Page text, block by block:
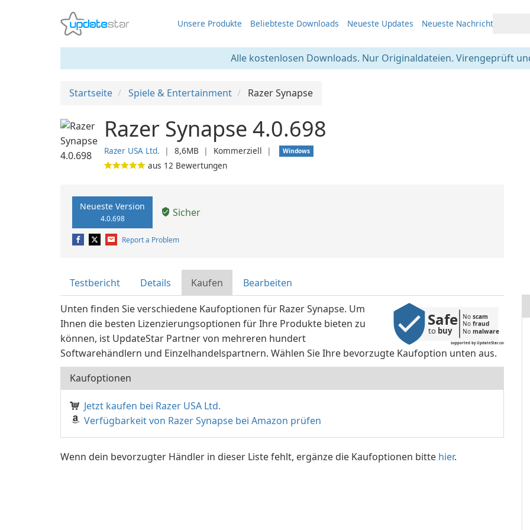
Unsere Produkte Beliebteste Downloads Neueste Updates Neueste Nachrichten
Alle kostenlosen Downloads. Nur Originaldateien. Virengeprüft
Startseite Spiele & Entertainment Razer Synapse
Razer Synapse 4.0.698
Razer USA Ltd. ❘ 8,6MB ❘ Kommerziell ❘ Windows
aus 12 Bewertungen
Neueste Version
4.0.698 Sicher
Report a Problem
Testbericht Details Kaufen Bearbeiten
supported by UpdateStar.com
Safe
to buy
No scam
No fraud
No malware
Unten finden Sie verschiedene Kaufoptionen für Razer Synapse. Um
Ihnen die besten Lizenzierungsoptionen für Ihre Produkte bieten zu
können, ist UpdateStar Partner von mehreren hundert
Softwarehändlern und Einzelhandelspartnern. Wählen Sie Ihre bevorzugte Kaufoption unten aus.
Kaufoptionen
Jetzt kaufen bei Razer USA Ltd.
Verfügbarkeit von Razer Synapse bei Amazon prüfen
Wenn dein bevorzugter Händler in dieser Liste fehlt, ergänze die Kaufoptionen bitte hier.